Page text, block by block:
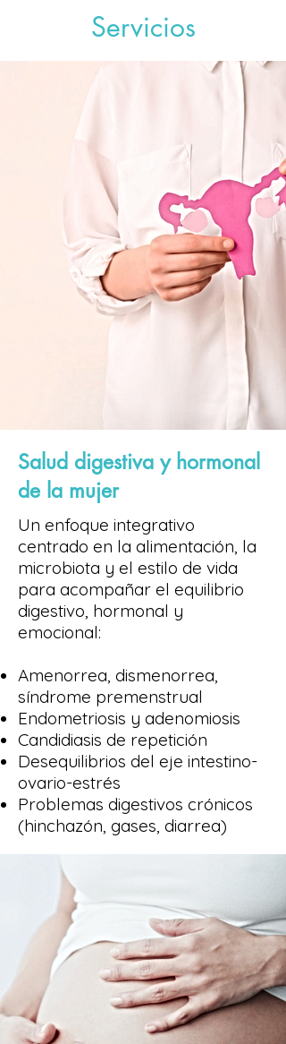
Servicios
Salud digestiva y hormonal
de la mujer
Un enfoque integrativo
centrado en la alimentación, la
microbiota y el estilo de vida
para acompañar el equilibrio
digestivo, hormonal y
emocional:
Amenorrea, dismenorrea,
síndrome premenstrual
Endometriosis y adenomiosis
Candidiasis de repetición
Desequilibrios del eje intestino-
ovario-estrés
Problemas digestivos crónicos
(hinchazón, gases, diarrea)